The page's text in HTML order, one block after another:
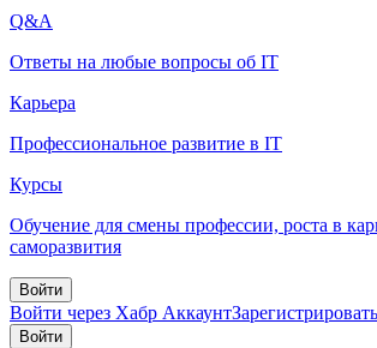
Q&A
Ответы на любые вопросы об IT
Карьера
Профессиональное развитие в IT
Курсы
Обучение для смены профессии, роста в
саморазвития
Войти
Войти через Хабр Аккаунт
Войти